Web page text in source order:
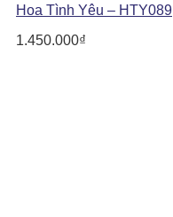
Hoa Tình Yêu – HTY089
1.450.000₫